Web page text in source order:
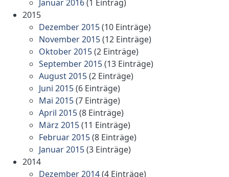
Januar 2016(1 Eintrag)
2015
Dezember 2015(10 Einträge)
November 2015(12 Einträge)
Oktober 2015(2 Einträge)
September 2015(13 Einträge)
August 2015(2 Einträge)
Juni 2015(6 Einträge)
Mai 2015(7 Einträge)
April 2015(8 Einträge)
März 2015(11 Einträge)
Februar 2015(8 Einträge)
Januar 2015(3 Einträge)
2014
Dezember 2014(4 Einträge)